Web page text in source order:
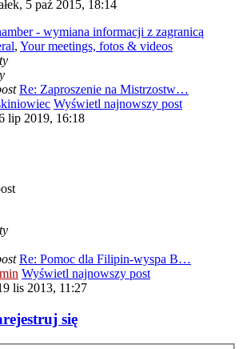
5 paź 2015, 18:14
- wymiana informacji z zagranicą
, Your meetings, fotos & videos
Re: Zaproszenie na Mistrzostw…
Wyświetl najnowszy post
lip 2019, 16:18
Re: Pomoc dla Filipin-wyspa B…
Wyświetl najnowszy post
lis 2013, 11:27
się